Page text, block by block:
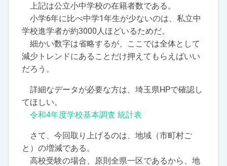
上記は公立小中学校の在籍者数である。
小学6年に比べ中学1年生が少ないのは、私立中
学校進学者が約3000人ほどいるためだ。
細かい数字は省略するが、ここでは全体として
減少トレンドにあることだけ押えてもらえばいい
だろう。
詳細なデータが必要な方は、埼玉県HPで確認し
てほしい。
令和4年度学校基本調査 統計表
さて、今回取り上げるのは、地域（市町村ご
と）の増減である。
高校受験の場合、原則全県一区であるから、地